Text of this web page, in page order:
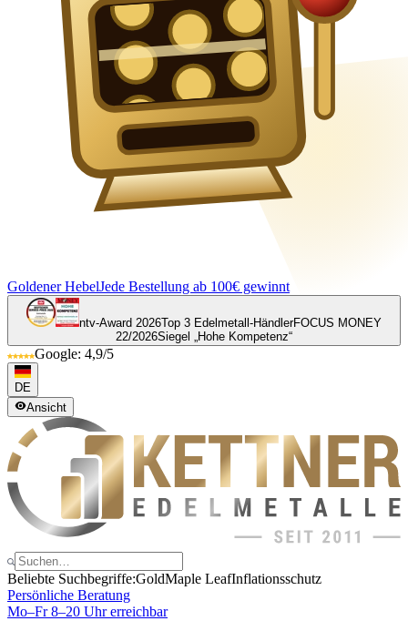
Goldener HebelJede Bestellung ab 100€ gewinnt
ntv-Award 2026Top 3 Edelmetall-HändlerFOCUS MONEY
22/2026Siegel „Hohe Kompetenz“
Google: 4,9/5
DE
Ansicht
Beliebte Suchbegriffe:GoldMaple LeafInflationsschutz
Persönliche Beratung
Mo–Fr 8–20 Uhr erreichbar